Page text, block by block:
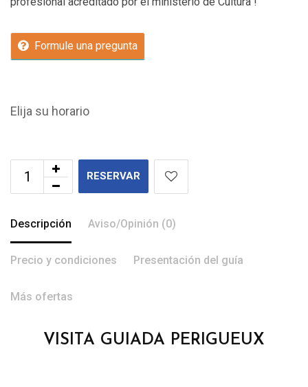
Formule una pregunta
Elija su horario
RESERVAR
Descripción Aviso/Opinión (0)
Precio y condiciones Presentación del guía
Más ofertas
VISITA GUIADA PERIGUEUX